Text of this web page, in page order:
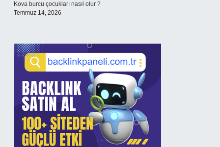
Kova burcu çocukları nasıl olur ?
Temmuz 14, 2026